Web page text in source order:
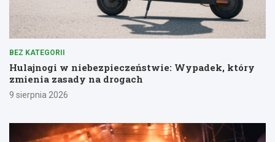
BEZ KATEGORII
Hulajnogi w niebezpieczeństwie: Wypadek, który
zmienia zasady na drogach
9 sierpnia 2026